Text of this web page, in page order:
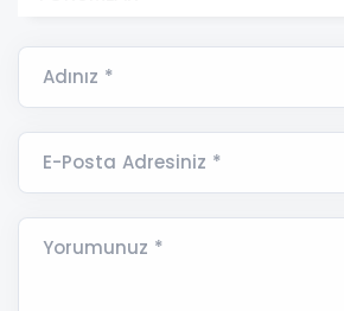
Adınız *
E-Posta Adresiniz *
Yorumunuz *